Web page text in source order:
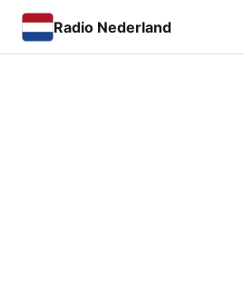
Radio Nederland